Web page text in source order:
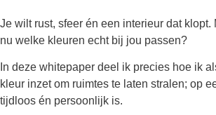
Je wilt rust, sfeer én een interieur dat klopt.
nu welke kleuren echt bij jou passen?
In deze whitepaper deel ik precies hoe ik
kleur inzet om ruimtes te laten stralen; op
tijdloos én persoonlijk is.